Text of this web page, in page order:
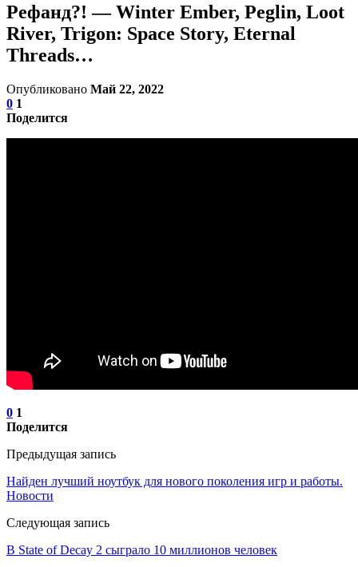
Рефанд?! — Winter Ember, Peglin, Loot
River, Trigon: Space Story, Eternal
Threads…
Опубликовано Май 22, 2022
0 1
Поделится
0 1
Поделится
Предыдущая запись
Найден лучший ноутбук для нового поколения игр и работы.
Новости
Следующая запись
В State of Decay 2 сыграло 10 миллионов человек